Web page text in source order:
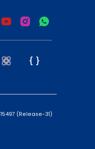
15497 (Release-31)